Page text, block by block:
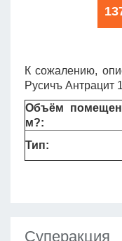
К сожалению,
Русичъ Антрацит
Объём
м?:
Тип:
Суперакция